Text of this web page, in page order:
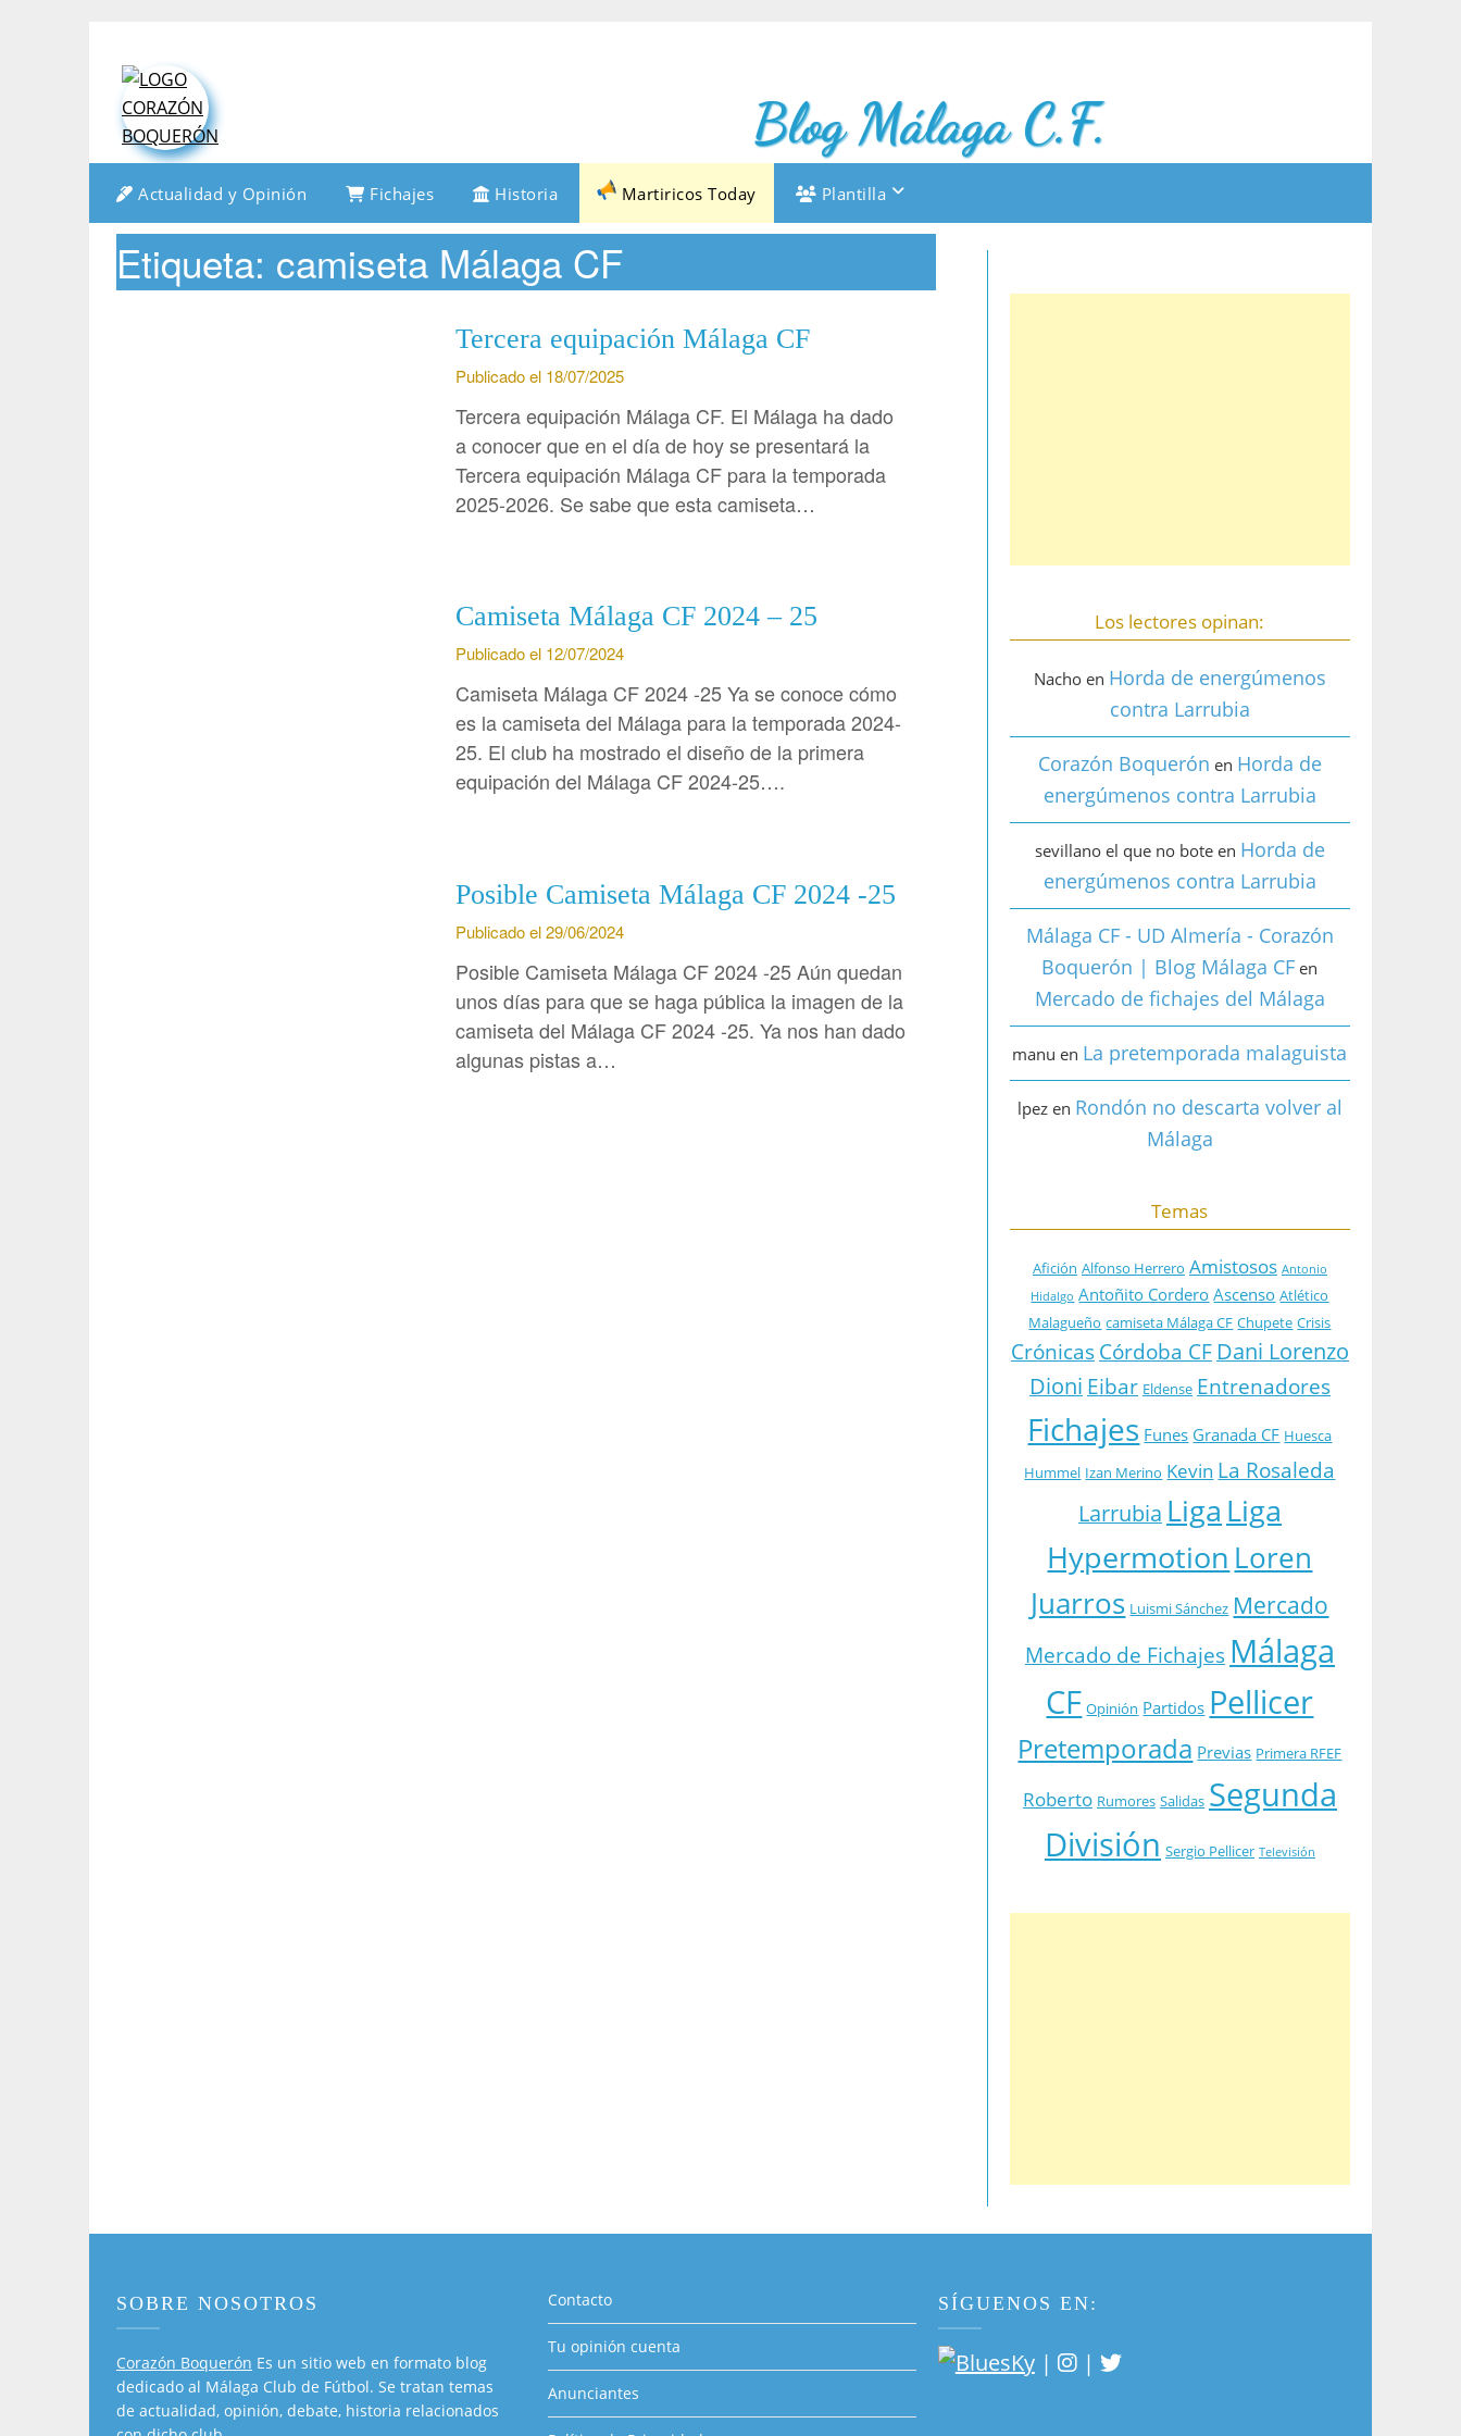
Blog Málaga C.F.
Actualidad y Opinión Fichajes Historia Martiricos Today Plantilla
Etiqueta: camiseta Málaga CF
Tercera equipación Málaga CF
Publicado el 18/07/2025
Tercera equipación Málaga CF. El Málaga ha dado
a conocer que en el día de hoy se presentará la
Tercera equipación Málaga CF para la temporada
2025-2026. Se sabe que esta camiseta…
Camiseta Málaga CF 2024 – 25
Publicado el 12/07/2024
Camiseta Málaga CF 2024 -25 Ya se conoce cómo
es la camiseta del Málaga para la temporada 2024-
25. El club ha mostrado el diseño de la primera
equipación del Málaga CF 2024-25….
Posible Camiseta Málaga CF 2024 -25
Publicado el 29/06/2024
Posible Camiseta Málaga CF 2024 -25 Aún quedan
unos días para que se haga pública la imagen de la
camiseta del Málaga CF 2024 -25. Ya nos han dado
algunas pistas a…
Los lectores opinan:
Nachoen Horda de energúmenos
contra Larrubia
Corazón Boquerón en Horda de
energúmenos contra Larrubia
sevillano el que no boteen Horda de
energúmenos contra Larrubia
Málaga CF - UD Almería - Corazón
Boquerón | Blog Málaga CF en
Mercado de fichajes del Málaga
manu en La pretemporada malaguista
lpezen Rondón no descarta volver al
Málaga
Temas
Afición Alfonso Herrero Amistosos Antonio
Hidalgo Antoñito Cordero Ascenso Atlético
Malagueño camiseta Málaga CF Chupete Crisis
Crónicas Córdoba CF Dani Lorenzo
Dioni Eibar Eldense Entrenadores
Fichajes Funes Granada CF Huesca
Hummel Izan Merino Kevin La Rosaleda
Larrubia Liga Liga
Hypermotion Loren
Juarros Luismi Sánchez Mercado
Mercado de Fichajes Málaga
CF Opinión Partidos Pellicer
Pretemporada Previas Primera RFEF
Roberto Rumores Salidas Segunda
División Sergio Pellicer Televisión
SOBRE NOSOTROS
Corazón Boquerón Es un sitio web en formato blog
dedicado al Málaga Club de Fútbol. Se tratan temas
de actualidad, opinión, debate, historia relacionados
Contacto
Tu opinión cuenta
Anunciantes
SÍGUENOS EN:
| |